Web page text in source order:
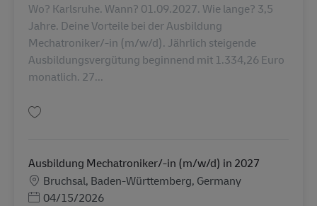
Wo? Karlsruhe. Wann? 01.09.2027. Wie lange? 3,5
Jahre. Deine Vorteile bei der Ausbildung
Mechatroniker/-in (m/w/d). Jährlich steigende
Ausbildungsvergütung beginnend mit 1.334,26 Euro
monatlich. 27...
Ausbildung Mechatroniker/-in (m/w/d) in 2027
LokasiBruchsal, Baden-Württemberg, Germany
Posted Date
04/15/2026